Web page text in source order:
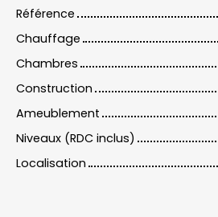
Référence
Chauffage
Chambres
Construction
Ameublement
Niveaux (RDC inclus)
Localisation